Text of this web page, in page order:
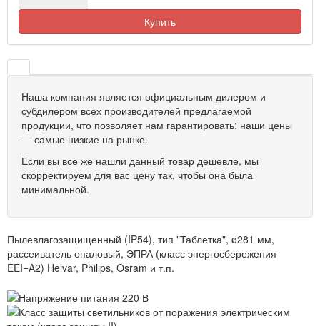
Купить
Наша компания является официальным дилером и
субдилером всех производителей предлагаемой
продукции, что позволяет нам гарантировать: наши цены
— самые низкие на рынке.
Если вы все же нашли данный товар дешевле, мы
скорректируем для вас цену так, чтобы она была
минимальной.
Пылевлагозащищенный (IP54), тип "Таблетка", ø281 мм,
рассеиватель опаловый, ЭПРА (класс энергосбережения
EEI=A2) Helvar, Philips, Osram и т.п.